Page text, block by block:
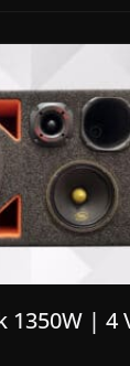
1350W | 4